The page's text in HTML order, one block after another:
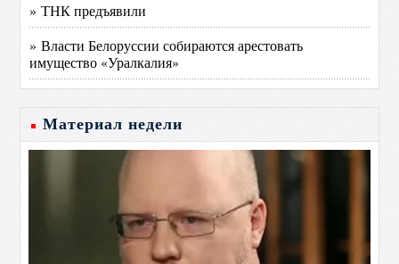
» ТНК предъявили
» Власти Белоруссии собираются арестовать
имущество «Уралкалия»
Материал недели